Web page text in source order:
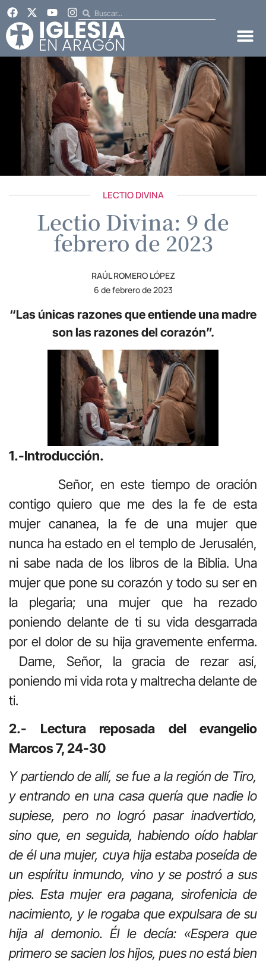
LECTIO DIVINA
Lectio Divina: 9 de
febrero de 2023
RAÚL ROMERO LÓPEZ
6 de febrero de 2023
“Las únicas razones que entiende una madre
son las razones del corazón”.
1.-Introducción.
Señor, en este tiempo de oración
contigo quiero que me des la fe de esta
mujer cananea, la fe de una mujer que
nunca ha estado en el templo de Jerusalén,
ni sabe nada de los libros de la Biblia. Una
mujer que pone su corazón y todo su ser en
la plegaria; una mujer que ha rezado
poniendo delante de ti su vida desgarrada
por el dolor de su hija gravemente enferma.
Dame, Señor, la gracia de rezar así,
poniendo mi vida rota y maltrecha delante de
ti.
2.- Lectura reposada del evangelio
Marcos 7, 24-30
Y partiendo de allí, se fue a la región de Tiro,
y entrando en una casa quería que nadie lo
supiese, pero no logró pasar inadvertido,
sino que, en seguida, habiendo oído hablar
de él una mujer, cuya hija estaba poseída de
un espíritu inmundo, vino y se postró a sus
pies. Esta mujer era pagana, sirofenicia de
nacimiento, y le rogaba que expulsara de su
hija al demonio. Él le decía: «Espera que
primero se sacien los hijos, pues no está bien